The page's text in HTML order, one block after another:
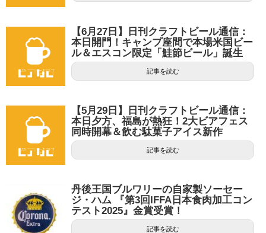
【6月27日】日刊クラフトビール通信：
本日開門！キャンプ座間で本場米国ビー
ル＆エスコン限定「鮭節ビール」誕生
記事を読む
【5月29日】日刊クラフトビール通信：
本日夕方、福島が熱狂！2大ビアフェス
同時開幕＆飲む駄菓子アイス新作
記事を読む
丹後王国ブルワリーの自家製ソーセー
ジ・ハム 『第3回IFFA日本食肉加工コン
テスト2025』金賞受賞！
記事を読む